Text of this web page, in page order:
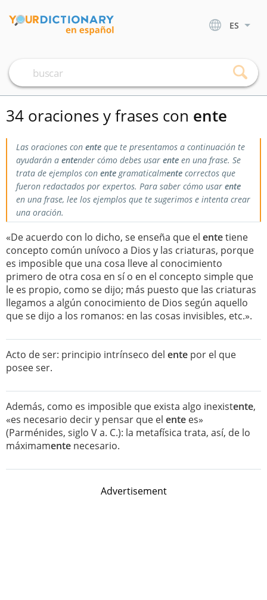
ES
34 oraciones y frases con ente
Las oraciones con ente que te presentamos a continuación te
ayudarán a entender cómo debes usar ente en una frase. Se
trata de ejemplos con entegramaticalmente correctos que
fueron redactados por expertos. Para saber cómo usar ente
en una frase, lee los ejemplos que te sugerimos e intenta crear
una oración.
«De acuerdo con lo dicho, se enseña que el entetiene
concepto común unívoco a Dios y las criaturas, porque
es imposible que una cosa lleve al conocimiento
primero de otra cosa en sí o en el concepto simple que
le es propio, como se dijo; más puesto que las criaturas
llegamos a algún conocimiento de Dios según aquello
que se dijo a los romanos: en las cosas invisibles, etc.».
Acto de ser: principio intrínseco del ente por el que
posee ser.
Además, como es imposible que exista algo inexistente,
«es necesario decir y pensar que el ente es»
(Parménides, siglo V a. C.): la metafísica trata, así, de lo
máximamente necesario.
Advertisement